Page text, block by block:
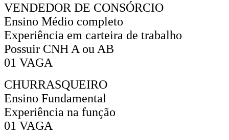
VENDEDOR DE CONSÓRCIO
Ensino Médio completo
Experiência em carteira de trabalho
Possuir CNH A ou AB
01 VAGA
CHURRASQUEIRO
Ensino Fundamental
Experiência na função
01 VAGA